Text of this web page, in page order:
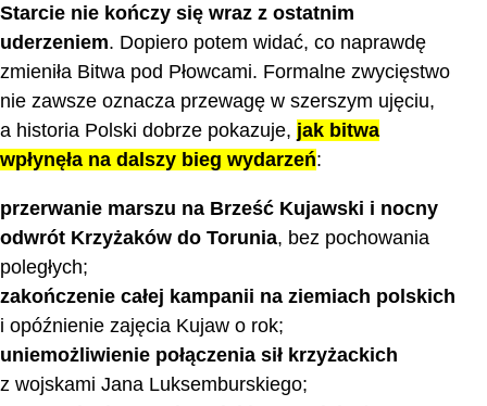
Starcie nie kończy się wraz z ostatnim
uderzeniem. Dopiero potem widać, co naprawdę
zmieniła Bitwa pod Płowcami. Formalne zwycięstwo
nie zawsze oznacza przewagę w szerszym ujęciu,
a historia Polski dobrze pokazuje, jak bitwa
wpłynęła na dalszy bieg wydarzeń:
przerwanie marszu na Brześć Kujawski i nocny
odwrót Krzyżaków do Torunia, bez pochowania
poległych;
zakończenie całej kampanii na ziemiach polskich
i opóźnienie zajęcia Kujaw o rok;
uniemożliwienie połączenia sił krzyżackich
z wojskami Jana Luksemburskiego;